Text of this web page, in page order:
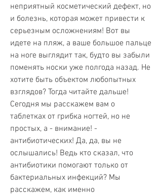
неприятный косметический дефект, но
и болезнь, которая может привести к
серьезным осложнениям! Вот вы
идете на пляж, а ваше большое пальце
на ноге выглядит так, будто вы забыли
поменять носки уже полгода назад. Не
хотите быть объектом любопытных
взглядов? Тогда читайте дальше!
Сегодня мы расскажем вам о
таблетках от грибка ногтей, но не
простых, а - внимание! -
антибиотических! Да, да, вы не
ослышались! Ведь кто сказал, что
антибиотики помогают только от
бактериальных инфекций? Мы
расскажем, как именно